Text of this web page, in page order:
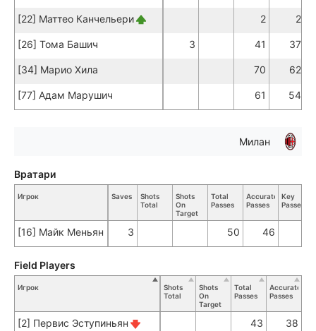
[22] Маттео Канчельери 2 2
[26] Тома Башич 3 41 37
[34] Марио Хила 70 62
[77] Адам Марушич 61 54
Милан
Игрок Saves
Shots
Total
Shots
On
Target
Total
Passes
Accurate
Passes
Key
Passes
[16] Майк Меньян 3 50 46
Вратари
Игрок
Shots
Total
Shots
On
Target
Total
Passes
Accurate
Passes
[2] Первис Эступиньян 43 38
Field Players